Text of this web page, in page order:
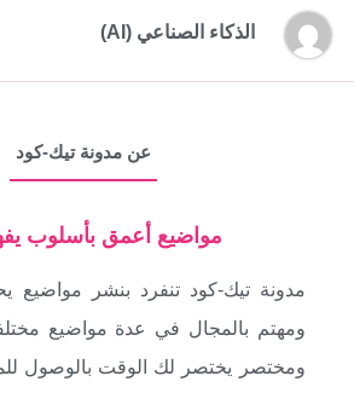
الذكاء الصناعي (AI)
عن مدونة تيك-كود
مواضيع أعمق بأسلوب
مدونة تيك-كود تنفرد بنشر مواضيع
ومهتم بالمجال في عدة مواضيع
ومختصر يختصر لك الوقت بالوصول